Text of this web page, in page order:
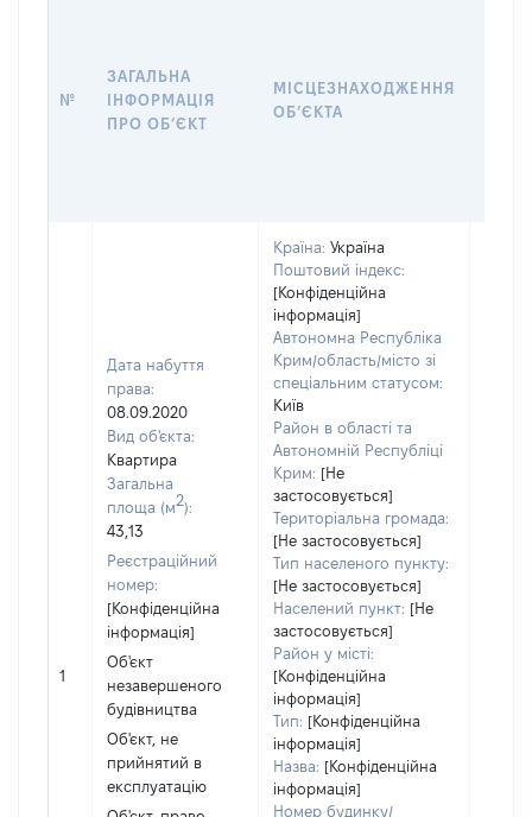
№
ЗАГАЛЬНА
ІНФОРМАЦІЯ
ПРО ОБʼЄКТ
МІСЦЕЗНАХОДЖЕННЯ
ОБʼЄКТА
1
Дата набуття
права:
08.09.2020
Вид об'єкта:
Квартира
Загальна
площа (м2):
43,13
Реєстраційний
номер:
[Конфіденційна
інформація]
Об'єкт
незавершеного
будівництва
Об'єкт, не
прийнятий в
експлуатацію
Країна: Україна
Поштовий індекс:
[Конфіденційна
інформація]
Автономна Республіка
Крим/область/місто зі
спеціальним статусом:
Київ
Район в області та
Автономній Республіці
Крим: [Не
застосовується]
Територіальна громада:
[Не застосовується]
Тип населеного пункту:
[Не застосовується]
Населений пункт: [Не
застосовується]
Район у місті:
[Конфіденційна
інформація]
Тип: [Конфіденційна
інформація]
Назва: [Конфіденційна
інформація]
Номер будинку/